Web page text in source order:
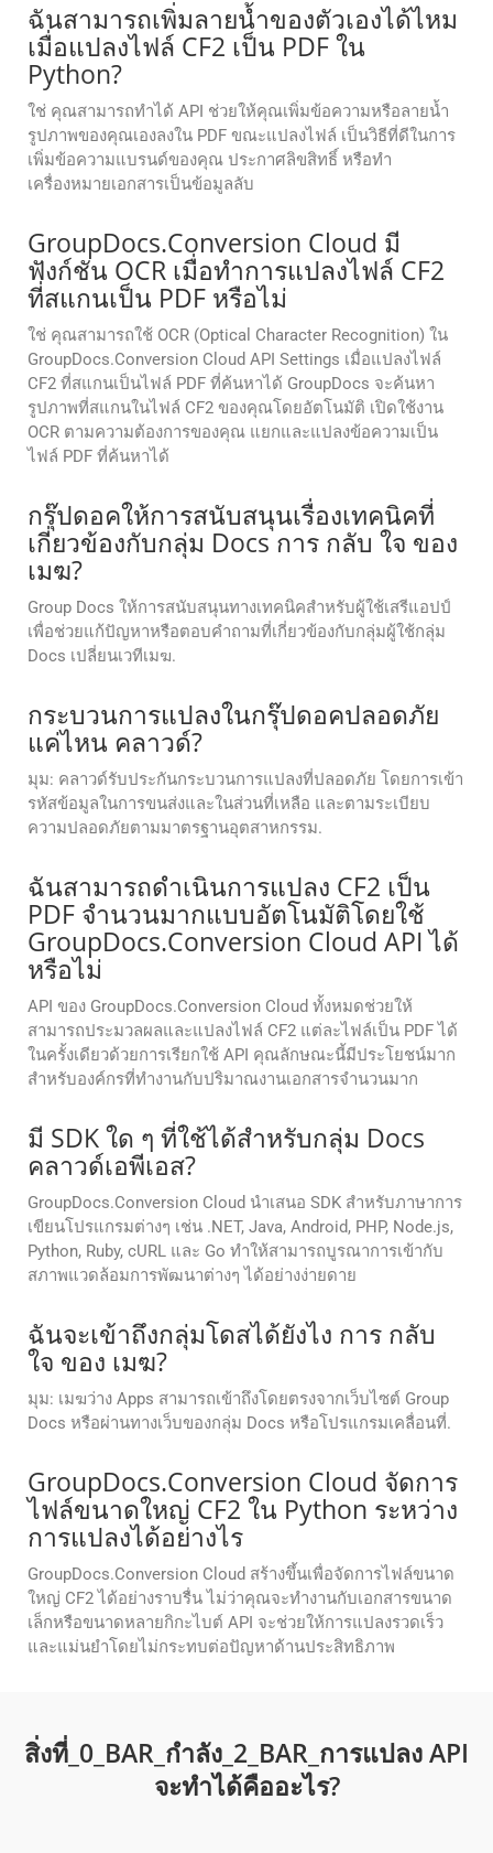
ฉันสามารถเพิ่มลายน้ำของตัวเองได้ไหม
เมื่อแปลงไฟล์ CF2 เป็น PDF ใน
Python?
ใช่ คุณสามารถทำได้ API ช่วยให้คุณเพิ่มข้อความหรือลายน้ำ
รูปภาพของคุณเองลงใน PDF ขณะแปลงไฟล์ เป็นวิธีที่ดีในการ
เพิ่มข้อความแบรนด์ของคุณ ประกาศลิขสิทธิ์ หรือทำ
เครื่องหมายเอกสารเป็นข้อมูลลับ
GroupDocs.Conversion Cloud มี
ฟังก์ชัน OCR เมื่อทำการแปลงไฟล์ CF2
ที่สแกนเป็น PDF หรือไม่
ใช่ คุณสามารถใช้ OCR (Optical Character Recognition) ใน
GroupDocs.Conversion Cloud API Settings เมื่อแปลงไฟล์
CF2 ที่สแกนเป็นไฟล์ PDF ที่ค้นหาได้ GroupDocs จะค้นหา
รูปภาพที่สแกนในไฟล์ CF2 ของคุณโดยอัตโนมัติ เปิดใช้งาน
OCR ตามความต้องการของคุณ แยกและแปลงข้อความเป็น
ไฟล์ PDF ที่ค้นหาได้
กรุ๊ปดอคให้การสนับสนุนเรื่องเทคนิคที่
เกี่ยวข้องกับกลุ่ม Docs การ กลับ ใจ ของ
เมฆ?
Group Docs ให้การสนับสนุนทางเทคนิคสําหรับผู้ใช้เสรีแอปป์
เพื่อช่วยแก้ปัญหาหรือตอบคําถามที่เกี่ยวข้องกับกลุ่มผู้ใช้กลุ่ม
Docs เปลี่ยนเวทีเมฆ.
กระบวนการแปลงในกรุ๊ปดอคปลอดภัย
แค่ไหน คลาวด์?
มุม: คลาวด์รับประกันกระบวนการแปลงที่ปลอดภัย โดยการเข้า
รหัสข้อมูลในการขนส่งและในส่วนที่เหลือ และตามระเบียบ
ความปลอดภัยตามมาตรฐานอุตสาหกรรม.
ฉันสามารถดำเนินการแปลง CF2 เป็น
PDF จำนวนมากแบบอัตโนมัติโดยใช้
GroupDocs.Conversion Cloud API ได้
หรือไม่
API ของ GroupDocs.Conversion Cloud ทั้งหมดช่วยให้
สามารถประมวลผลและแปลงไฟล์ CF2 แต่ละไฟล์เป็น PDF ได้
ในครั้งเดียวด้วยการเรียกใช้ API คุณลักษณะนี้มีประโยชน์มาก
สำหรับองค์กรที่ทำงานกับปริมาณงานเอกสารจำนวนมาก
มี SDK ใด ๆ ที่ใช้ได้สําหรับกลุ่ม Docs
คลาวด์เอพีเอส?
GroupDocs.Conversion Cloud นำเสนอ SDK สำหรับภาษาการ
เขียนโปรแกรมต่างๆ เช่น .NET, Java, Android, PHP, Node.js,
Python, Ruby, cURL และ Go ทำให้สามารถบูรณาการเข้ากับ
สภาพแวดล้อมการพัฒนาต่างๆ ได้อย่างง่ายดาย
ฉันจะเข้าถึงกลุ่มโดสได้ยังไง การ กลับ
ใจ ของ เมฆ?
มุม: เมฆว่าง Apps สามารถเข้าถึงโดยตรงจากเว็บไซต์ Group
Docs หรือผ่านทางเว็บของกลุ่ม Docs หรือโปรแกรมเคลื่อนที่.
GroupDocs.Conversion Cloud จัดการ
ไฟล์ขนาดใหญ่ CF2 ใน Python ระหว่าง
การแปลงได้อย่างไร
GroupDocs.Conversion Cloud สร้างขึ้นเพื่อจัดการไฟล์ขนาด
ใหญ่ CF2 ได้อย่างราบรื่น ไม่ว่าคุณจะทำงานกับเอกสารขนาด
เล็กหรือขนาดหลายกิกะไบต์ API จะช่วยให้การแปลงรวดเร็ว
และแม่นยำโดยไม่กระทบต่อปัญหาด้านประสิทธิภาพ
สิ่งที่_0_BAR_กําลัง_2_BAR_การแปลง API
จะทําได้คืออะไร?